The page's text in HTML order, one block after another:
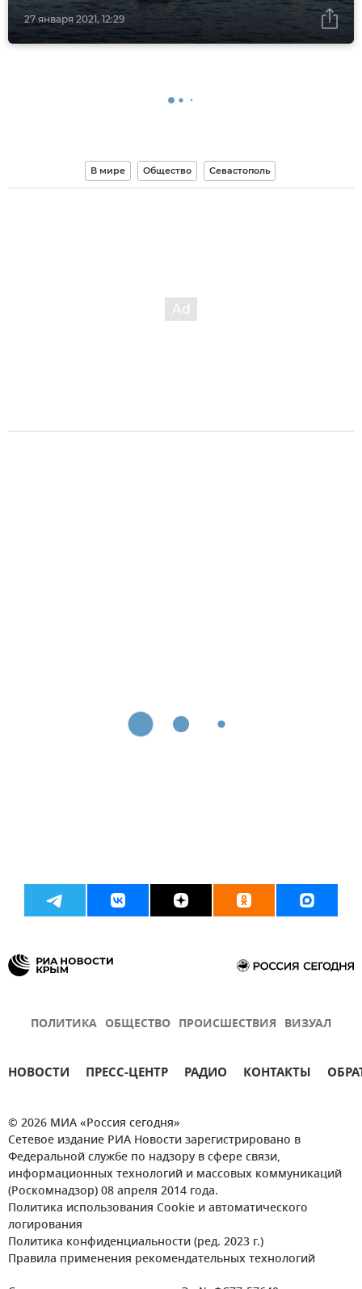
27 января 2021, 12:29
В мире Общество Севастополь
ПОЛИТИКА ОБЩЕСТВО ПРОИСШЕСТВИЯ ВИЗУАЛ
НОВОСТИ ПРЕСС-ЦЕНТР РАДИО КОНТАКТЫ
© 2026 МИА «Россия сегодня»
Сетевое издание РИА Новости зарегистрировано в
Федеральной службе по надзору в сфере связи,
информационных технологий и массовых коммуникаций
(Роскомнадзор) 08 апреля 2014 года.
Политика использования Cookie и автоматического
логирования
Политика конфиденциальности (ред. 2023 г.)
Правила применения рекомендательных технологий